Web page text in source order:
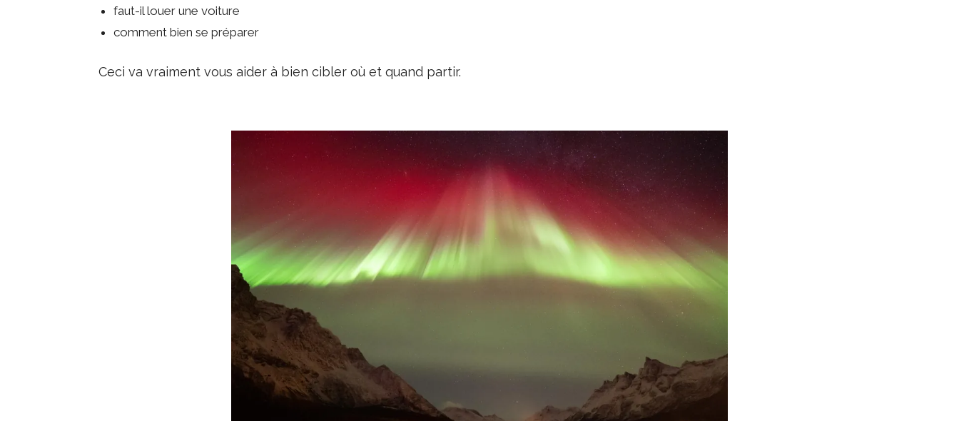
faut-il louer une voiture
comment bien se préparer
Ceci va vraiment vous aider à bien cibler où et quand partir.